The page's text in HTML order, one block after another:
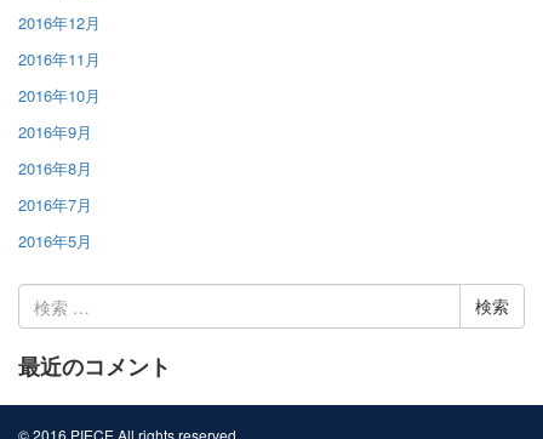
2016年12月
2016年11月
2016年10月
2016年9月
2016年8月
2016年7月
2016年5月
索:
最近のコメント
© 2016 PIECE All rights reserved.